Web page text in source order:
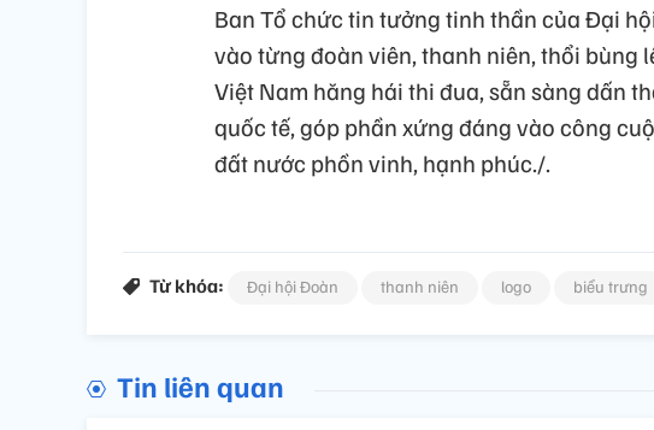
Ban Tổ chức tin tưởng tinh thần của Đại
vào từng đoàn viên, thanh niên, thổi bùng
Việt Nam hăng hái thi đua, sẵn sàng dấn
quốc tế, góp phần xứng đáng vào công
đất nước phồn vinh, hạnh phúc./.
Từ khóa: Đại hội Đoàn thanh niên logo biểu trưng
Tin liên quan